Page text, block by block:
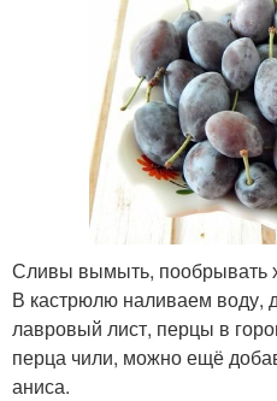
Сливы вымыть, пообрывать
В кастрюлю наливаем воду,
лавровый лист, перцы в
перца чили, можно ещё
аниса.